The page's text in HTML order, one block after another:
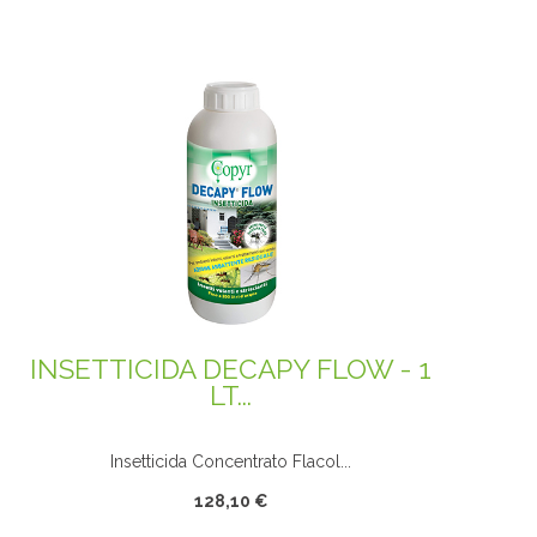
INSETTICIDA DECAPY FLOW - 1
LT...
Insetticida Concentrato Flacol...
128,10 €